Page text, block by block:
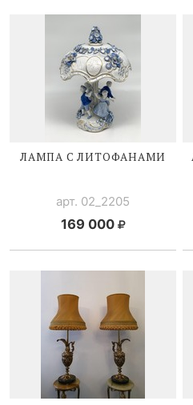
ЛАМПА С ЛИТОФАНАМИ
арт. 02_2205
169 000